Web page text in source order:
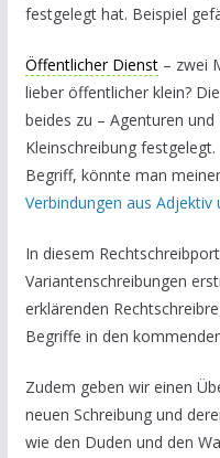
festgelegt hat. Beispiel
Öffentlicher Dienst– zwei
lieber öffentlicher klein?
beides zu – Agenturen
Kleinschreibung
Begriff, könnte man
Verbindungen aus Adjektiv
In diesem
Variantenschreibungen
erklärenden
Begriffe in den
Zudem geben wir einen
neuen Schreibung und
wie den Duden und den